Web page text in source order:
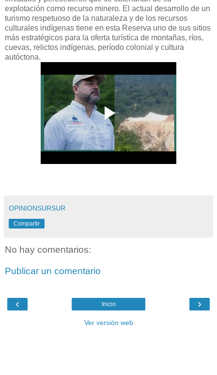
explotación como recurso minero. El actual desarrollo de un
turismo respetuoso de la naturaleza y de los recursos
culturales indígenas tiene en esta Reserva uno de sus sitios
más estratégicos para la oferta turística de montañas, ríos,
cuevas, relictos indígenas, período colonial y cultura
autóctona.
OPINIONSURSUR
Compartir
No hay comentarios:
Publicar un comentario
‹ ›
Inicio
Ver versión web